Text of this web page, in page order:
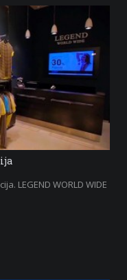
LEGEND WORLD WIDE